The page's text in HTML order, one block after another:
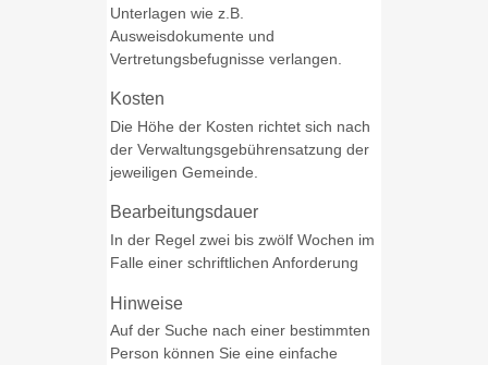
Unterlagen wie z.B.
Ausweisdokumente und
Vertretungsbefugnisse verlangen.
Kosten
Die Höhe der Kosten richtet sich nach
der Verwaltungsgebührensatzung der
jeweiligen Gemeinde.
Bearbeitungsdauer
In der Regel zwei bis zwölf Wochen im
Falle einer schriftlichen Anforderung
Hinweise
Auf der Suche nach einer bestimmten
Person können Sie eine einfache